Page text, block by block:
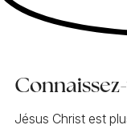
Jésus Christ est